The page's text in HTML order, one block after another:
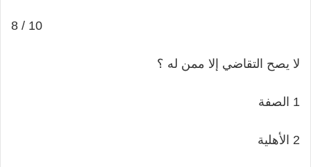
8 / 10
لا يصح التقاضي إلا ممن له ؟
1 الصفة
2 الأهلية